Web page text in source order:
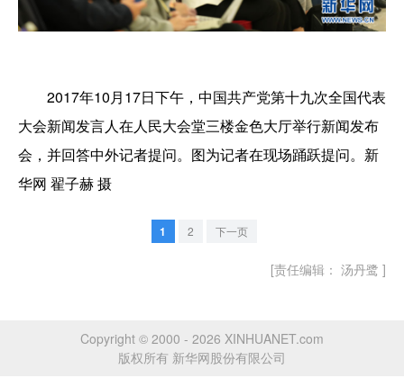
2017年10月17日下午，中国共产党第十九次全国代表
大会新闻发言人在人民大会堂三楼金色大厅举行新闻发布
会，并回答中外记者提问。图为记者在现场踊跃提问。新
华网 翟子赫 摄
1 2 下一页
[责任编辑： 汤丹鹭 ]
Copyright © 2000 - 2026 XINHUANET.com
版权所有 新华网股份有限公司